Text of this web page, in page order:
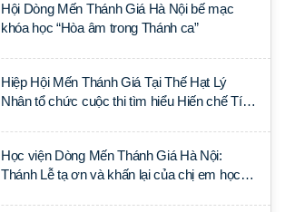
Hội Dòng Mến Thánh Giá Hà Nội bế mạc
khóa học “Hòa âm trong Thánh ca”
Hiệp Hội Mến Thánh Giá Tại Thế Hạt Lý
Nhân tổ chức cuộc thi tìm hiểu Hiến chế Tín
Học viện Dòng Mến Thánh Giá Hà Nội:
Thánh Lễ tạ ơn và khấn lại của chị em học